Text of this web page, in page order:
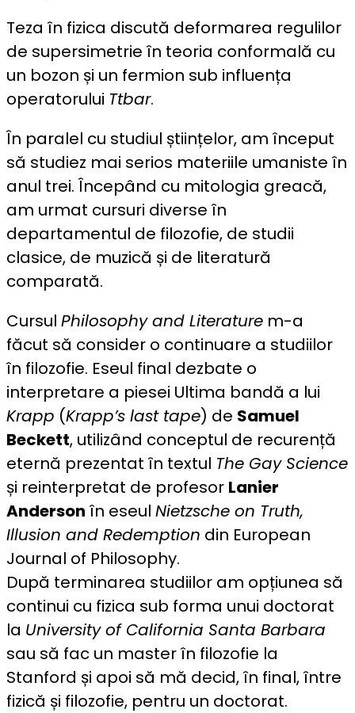
Teza în fizica discută deformarea regulilor
de supersimetrie în teoria conformală cu
un bozon și un fermion sub influența
operatorului Ttbar.
În paralel cu studiul științelor, am început
să studiez mai serios materiile umaniste în
anul trei. Începând cu mitologia greacă,
am urmat cursuri diverse în
departamentul de filozofie, de studii
clasice, de muzică și de literatură
comparată.
Cursul Philosophy and Literature m-a
făcut să consider o continuare a studiilor
în filozofie. Eseul final dezbate o
interpretare a piesei Ultima bandă a lui
Krapp (Krapp’s last tape) de Samuel
Beckett, utilizând conceptul de recurență
eternă prezentat în textul The Gay Science
și reinterpretat de profesor Lanier
Anderson în eseul Nietzsche on Truth,
Illusion and Redemption din European
Journal of Philosophy.
După terminarea studiilor am opțiunea să
continui cu fizica sub forma unui doctorat
la University of California Santa Barbara
sau să fac un master în filozofie la
Stanford și apoi să mă decid, în final, între
fizică și filozofie, pentru un doctorat.